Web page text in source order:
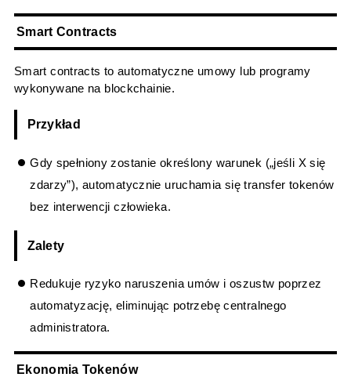
Smart Contracts
Smart contracts to automatyczne umowy lub programy
wykonywane na blockchainie.
Przykład
Gdy spełniony zostanie określony warunek („jeśli X się
zdarzy”), automatycznie uruchamia się transfer tokenów
bez interwencji człowieka.
Zalety
Redukuje ryzyko naruszenia umów i oszustw poprzez
automatyzację, eliminując potrzebę centralnego
administratora.
Ekonomia Tokenów